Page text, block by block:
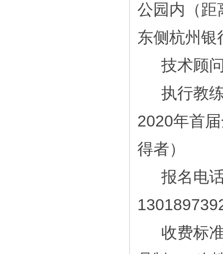
公园内（距
东侧杭州银
技术顾
执行教
2020年首
得者）
报名电
收费标